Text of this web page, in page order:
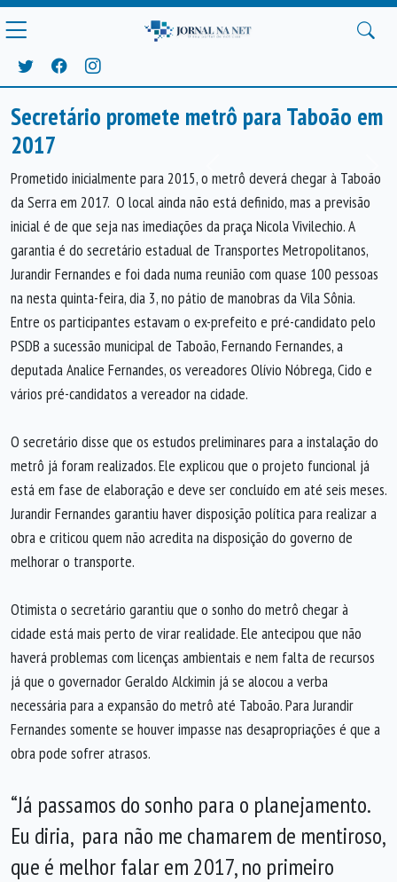
Secretário promete metrô para Taboão em
2017
Anterior
Prometido inicialmente para 2015, o metrô deverá chegar à Taboão
da Serra em 2017. O local ainda não está definido, mas a previsão
inicial é de que seja nas imediações da praça Nicola Vivilechio. A
garantia é do secretário estadual de Transportes Metropolitanos,
Jurandir Fernandes e foi dada numa reunião com quase 100 pessoas
na nesta quinta-feira, dia 3, no pátio de manobras da Vila Sônia.
Entre os participantes estavam o ex-prefeito e pré-candidato pelo
PSDB a sucessão municipal de Taboão, Fernando Fernandes, a
deputada Analice Fernandes, os vereadores Olívio Nóbrega, Cido e
vários pré-candidatos a vereador na cidade.
O secretário disse que os estudos preliminares para a instalação do
metrô já foram realizados. Ele explicou que o projeto funcional já
está em fase de elaboração e deve ser concluído em até seis meses.
Jurandir Fernandes garantiu haver disposição política para realizar a
obra e criticou quem não acredita na disposição do governo de
melhorar o transporte.
Otimista o secretário garantiu que o sonho do metrô chegar à
cidade está mais perto de virar realidade. Ele antecipou que não
haverá problemas com licenças ambientais e nem falta de recursos
já que o governador Geraldo Alckimin já se alocou a verba
necessária para a expansão do metrô até Taboão. Para Jurandir
Fernandes somente se houver impasse nas desapropriações é que a
obra pode sofrer atrasos.
“Já passamos do sonho para o planejamento.
Eu diria, para não me chamarem de mentiroso,
que é melhor falar em 2017, no primeiro